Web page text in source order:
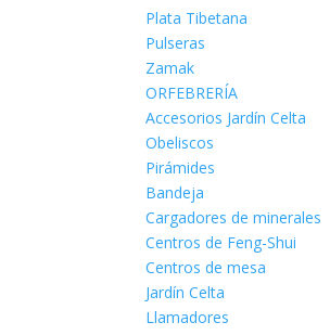
Plata Tibetana
Pulseras
Zamak
ORFEBRERÍA
Accesorios Jardín Celta
Obeliscos
Pirámides
Bandeja
Cargadores de minerales
Centros de Feng-Shui
Centros de mesa
Jardín Celta
Llamadores